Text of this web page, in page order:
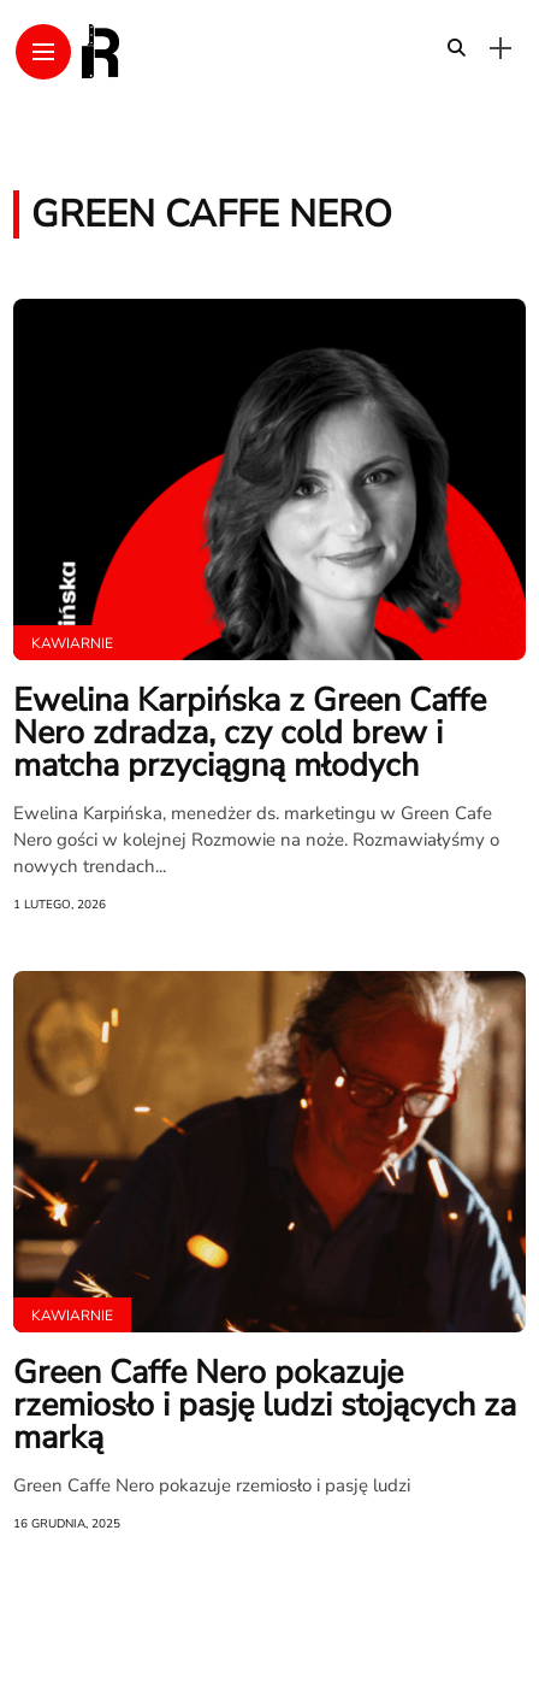
GREEN CAFFE NERO
KAWIARNIE
Ewelina Karpińska z Green Caffe
Nero zdradza, czy cold brew i
matcha przyciągną młodych
Ewelina Karpińska, menedżer ds. marketingu w Green Cafe
Nero gości w kolejnej Rozmowie na noże. Rozmawiałyśmy o
nowych trendach...
1 LUTEGO, 2026
KAWIARNIE
Green Caffe Nero pokazuje
rzemiosło i pasję ludzi stojących za
marką
Green Caffe Nero pokazuje rzemiosło i pasję ludzi
16 GRUDNIA, 2025